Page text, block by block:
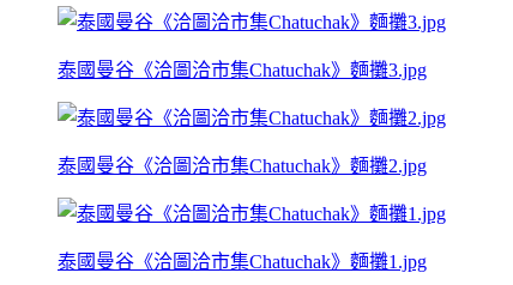
泰國曼谷《洽圖洽市集Chatuchak》麵攤3.jpg
泰國曼谷《洽圖洽市集Chatuchak》麵攤2.jpg
泰國曼谷《洽圖洽市集Chatuchak》麵攤1.jpg